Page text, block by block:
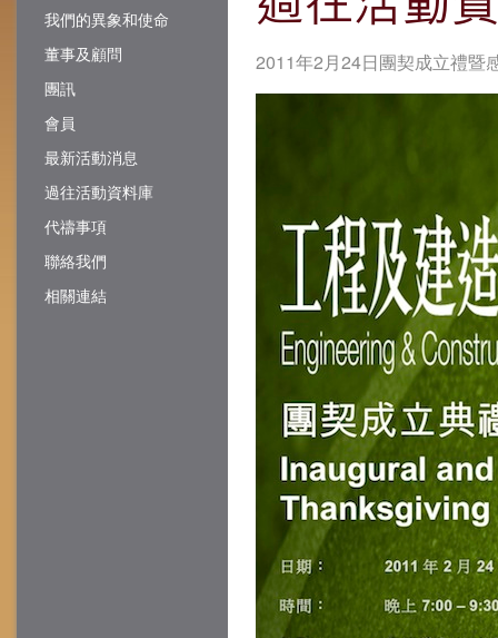
我們的異象和使命
董事及顧問
團訊
會員
最新活動消息
過往活動資料庫
代禱事項
聯絡我們
相關連結
2011年2月24日團契成立禮暨